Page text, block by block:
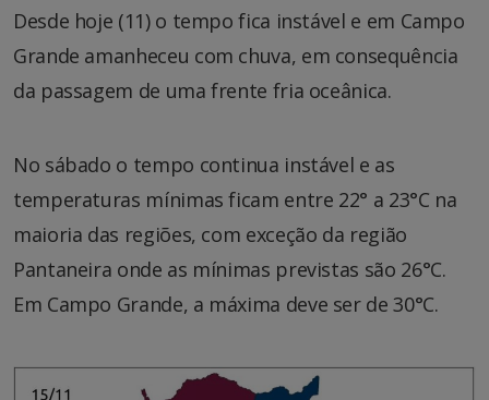
Desde hoje (11) o tempo fica instável e em Campo
Grande amanheceu com chuva, em consequência
da passagem de uma frente fria oceânica.
No sábado o tempo continua instável e as
temperaturas mínimas ficam entre 22° a 23°C na
maioria das regiões, com exceção da região
Pantaneira onde as mínimas previstas são 26°C.
Em Campo Grande, a máxima deve ser de 30°C.